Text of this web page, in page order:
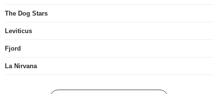
The Dog Stars
Leviticus
Fjord
La Nirvana